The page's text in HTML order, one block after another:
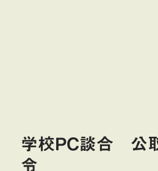
学校PC談合 公
令